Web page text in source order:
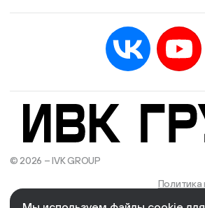
© 2026 – IVK GROUP
Политика
Есть учётная запись?